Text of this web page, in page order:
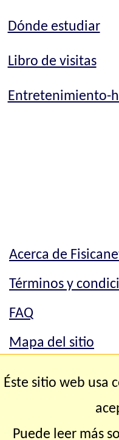
Dónde estudiar
Libro de visitas
Entretenimiento-
Acerca de
Términos y
FAQ
Mapa del sitio
Mapa del sitio
Éste sitio web usa
Puede leer más